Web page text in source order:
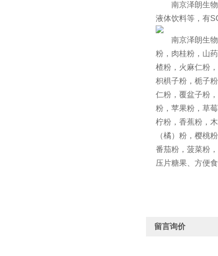
南京泽朗生物
液体饮料等，有
南京泽朗生物
粉，肉桂粉，山
楂粉，火麻仁粉
枳椇子粉，栀子
仁粉，覆盆子粉
粉，苹果粉，草
柠粉，香蕉粉，
（橘）粉，樱桃
番茄粉，菠菜粉
压片糖果、方便
留言询价